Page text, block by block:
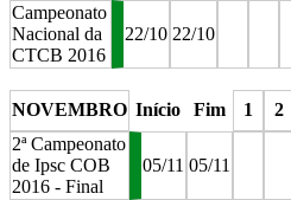
Campeonato
Nacional da
CTCB 2016
22/10 22/10
NOVEMBRO Início Fim 1 2
2ª Campeonato
de Ipsc COB
2016 - Final
05/11 05/11